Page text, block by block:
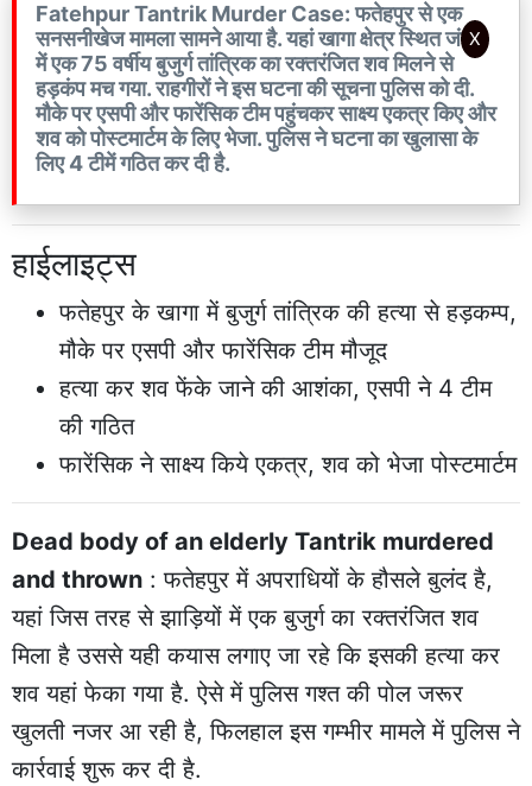
Fatehpur Tantrik Murder Case: फतेहपुर से एक
सनसनीखेज मामला सामने आया है. यहां खागा क्षेत्र स्थित जंगल
में एक 75 वर्षीय बुजुर्ग तांत्रिक का रक्तरंजित शव मिलने से
हड़कंप मच गया. राहगीरों ने इस घटना की सूचना पुलिस को दी.
मौके पर एसपी और फारेंसिक टीम पहुंचकर साक्ष्य एकत्र किए और
शव को पोस्टमार्टम के लिए भेजा. पुलिस ने घटना का खुलासा के
लिए 4 टीमें गठित कर दी है.
हाईलाइट्स
फतेहपुर के खागा में बुजुर्ग तांत्रिक की हत्या से हड़कम्प,
मौके पर एसपी और फारेंसिक टीम मौजूद
हत्या कर शव फेंके जाने की आशंका, एसपी ने 4 टीम
की गठित
फारेंसिक ने साक्ष्य किये एकत्र, शव को भेजा पोस्टमार्टम
Dead body of an elderly Tantrik murdered
and thrown : फतेहपुर में अपराधियों के हौसले बुलंद है,
यहां जिस तरह से झाड़ियों में एक बुजुर्ग का रक्तरंजित शव
मिला है उससे यही कयास लगाए जा रहे कि इसकी हत्या कर
शव यहां फेका गया है. ऐसे में पुलिस गश्त की पोल जरूर
खुलती नजर आ रही है, फिलहाल इस गम्भीर मामले में पुलिस ने
कार्रवाई शुरू कर दी है.
X